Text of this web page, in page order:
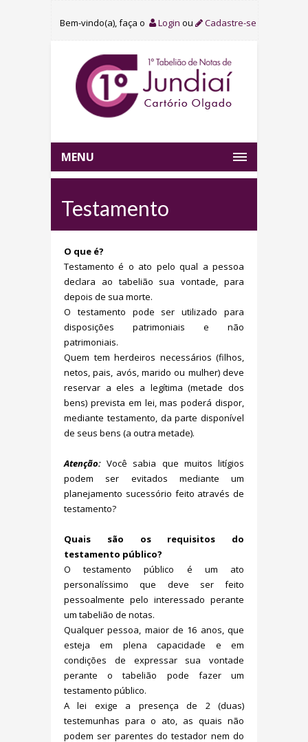
Bem-vindo(a), faça o Login ou Cadastre-se
MENU
Testamento
O que é?
Testamento é o ato pelo qual a pessoa
declara ao tabelião sua vontade, para
depois de sua morte.
O testamento pode ser utilizado para
disposições patrimoniais e não
patrimoniais.
Quem tem herdeiros necessários (filhos,
netos, pais, avós, marido ou mulher) deve
reservar a eles a legítima (metade dos
bens) prevista em lei, mas poderá dispor,
mediante testamento, da parte disponível
de seus bens (a outra metade).
Atenção: Você sabia que muitos litígios
podem ser evitados mediante um
planejamento sucessório feito através de
testamento?
Quais são os requisitos do
testamento público?
O testamento público é um ato
personalíssimo que deve ser feito
pessoalmente pelo interessado perante
um tabelião de notas.
Qualquer pessoa, maior de 16 anos, que
esteja em plena capacidade e em
condições de expressar sua vontade
perante o tabelião pode fazer um
testamento público.
A lei exige a presença de 2 (duas)
testemunhas para o ato, as quais não
podem ser parentes do testador nem do